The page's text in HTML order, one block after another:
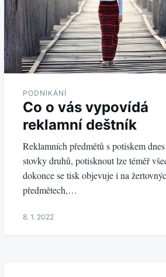
PODNIKÁNÍ
Co o vás vypovídá
reklamní deštník
Reklamních předmětů s potiskem
stovky druhů, potisknout lze téměř
dokonce se tisk objevuje i na
předmětech,…
8. 1. 2022